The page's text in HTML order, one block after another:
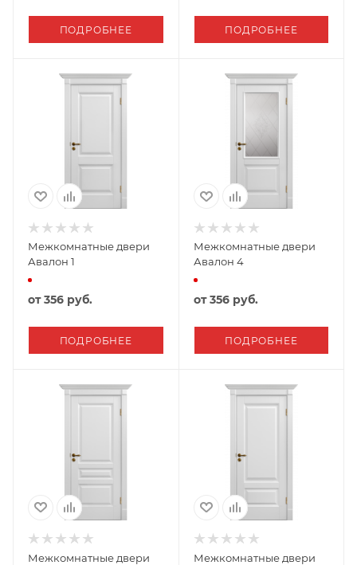
ПОДРОБНЕЕ ПОДРОБНЕЕ
Межкомнатные двери
Авалон 1
от356 руб.
ПОДРОБНЕЕ
Межкомнатные двери
Авалон 4
от356 руб.
ПОДРОБНЕЕ
Межкомнатные двери
Межкомнатные двери